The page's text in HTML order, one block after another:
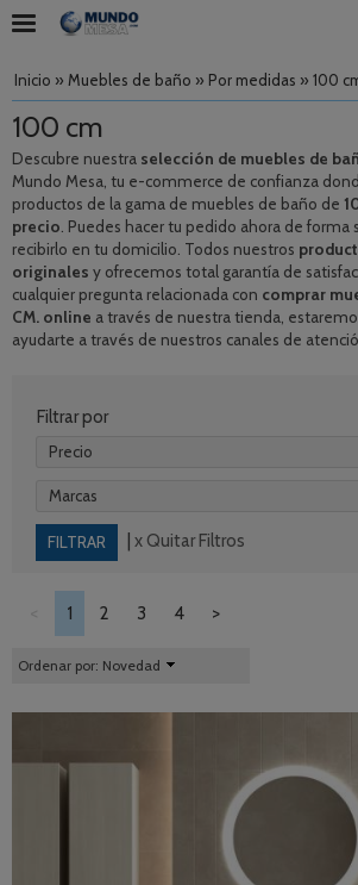
Inicio » Muebles de baño » Por medidas » 100
100 cm
Descubre nuestra selección de muebles de
Mundo Mesa, tu e-commerce de confianza
productos de la gama de muebles de baño de
precio . Puedes hacer tu pedido ahora de forma
recibirlo en tu domicilio. Todos nuestros
originales y ofrecemos total garantía de
cualquier pregunta relacionada con comprar
CM. online a través de nuestra tienda,
ayudarte a través de nuestros canales de
Filtrar por
Precio
Marcas
x Quitar Filtros
1 2 3 4 >
Ordenar por: Novedad